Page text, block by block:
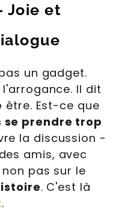
Joie et
un gadget.
Il dit
être. Est-ce que
se prendre trop
la discussion -
amis, avec
pas sur le
. C'est là
.